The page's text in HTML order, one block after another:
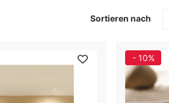
Sortieren nach
- 10%